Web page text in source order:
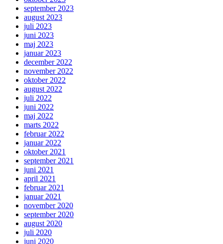
september 2023
august 2023
juli 2023
juni 2023
maj 2023
januar 2023
december 2022
november 2022
oktober 2022
august 2022
juli 2022
juni 2022
maj 2022
marts 2022
februar 2022
januar 2022
oktober 2021
september 2021
juni 2021
april 2021
februar 2021
januar 2021
november 2020
september 2020
august 2020
juli 2020
juni 2020